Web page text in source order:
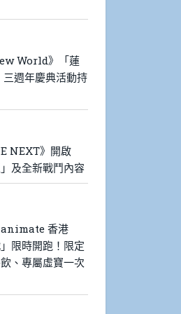
World》「蓮
週年慶典活動持
NEXT》開啟
」及全新戰鬥內容
animate 香港
」限時開跑！限定
、專屬虛寶一次